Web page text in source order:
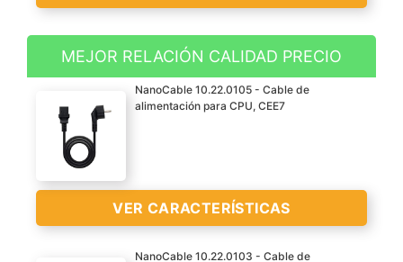
Cable alimentación para
CPU. Fabricado con
conductor 100% cobre de
AWG18 para dispositivo
con consumo inferior a
1500W
Conector CEE7 macho en
MEJOR RELACIÓN CALIDAD PRECIO
NanoCable 10.22.0105 - Cable de
alimentación para CPU, CEE7
VER CARACTERÍSTICAS
NanoCable 10.22.0103 - Cable de